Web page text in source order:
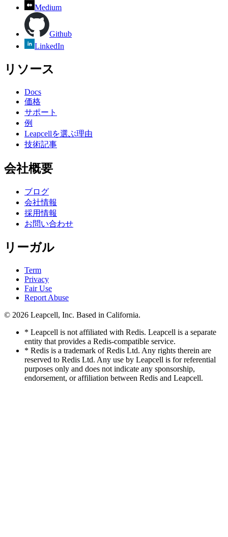
Medium
Github
LinkedIn
リソース
Docs
価格
サポート
例
Leapcellを選ぶ理由
技術記事
会社概要
ブログ
会社情報
採用情報
お問い合わせ
リーガル
Term
Privacy
Fair Use
Report Abuse
© 2026 Leapcell, Inc. Based in California.
* Leapcell is not affiliated with Redis. Leapcell is a separate
entity that provides a Redis-compatible service.
* Redis is a trademark of Redis Ltd. Any rights therein are
reserved to Redis Ltd. Any use by Leapcell is for referential
purposes only and does not indicate any sponsorship,
endorsement, or affiliation between Redis and Leapcell.